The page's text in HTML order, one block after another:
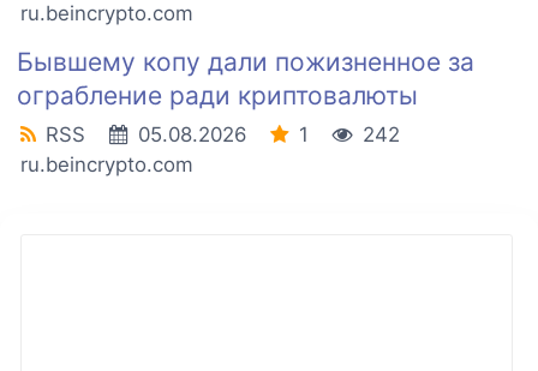
ru.beincrypto.com
Бывшему копу дали пожизненное за
ограбление ради криптовалюты
RSS 05.08.2026 1
242
ru.beincrypto.com